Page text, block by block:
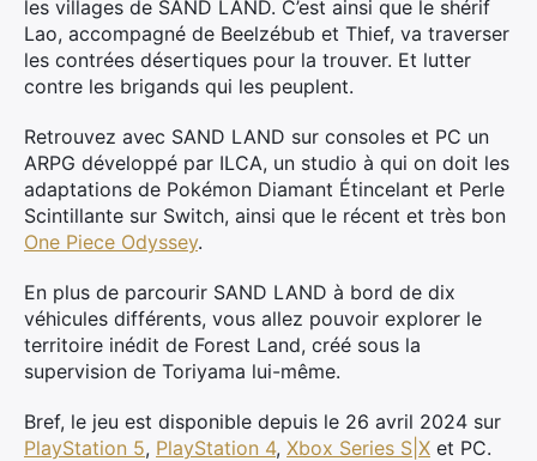
les villages de SAND LAND. C’est ainsi que le shérif
Lao, accompagné de Beelzébub et Thief, va traverser
les contrées désertiques pour la trouver. Et lutter
contre les brigands qui les peuplent.
Retrouvez avec SAND LAND sur consoles et PC un
ARPG développé par ILCA, un studio à qui on doit les
adaptations de Pokémon Diamant Étincelant et Perle
Scintillante sur Switch, ainsi que le récent et très bon
One Piece Odyssey.
En plus de parcourir SAND LAND à bord de dix
véhicules différents, vous allez pouvoir explorer le
territoire inédit de Forest Land, créé sous la
supervision de Toriyama lui-même.
Bref, le jeu est disponible depuis le 26 avril 2024 sur
PlayStation 5, PlayStation 4, Xbox Series S|X et PC.